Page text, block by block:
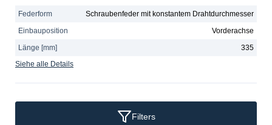
Federform
Schraubenfeder mit konstantem Drahtdurchmesser
Einbauposition
Vorderachse
Länge [mm]
335
Siehe alle Details
Filters